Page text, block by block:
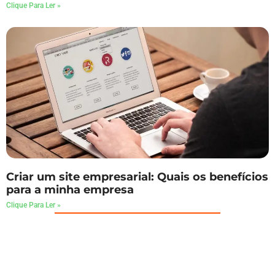
Clique Para Ler »
Criar um site empresarial: Quais os benefícios
para a minha empresa
Clique Para Ler »